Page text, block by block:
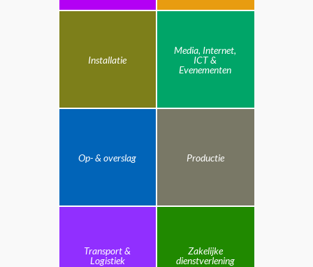
Installatie
Media, Internet,
ICT &
Evenementen
Op- & overslag Productie
Transport &
Logistiek
Zakelijke
dienstverlening